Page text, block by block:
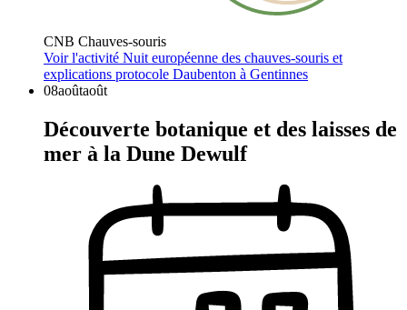
CNB Chauves-souris
Voir l'activité Nuit européenne des chauves-souris et
explications protocole Daubenton à Gentinnes
08aoûtaoût
Découverte botanique et des laisses de
mer à la Dune Dewulf